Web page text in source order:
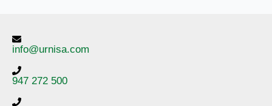
info@urnisa.com
947 272 500